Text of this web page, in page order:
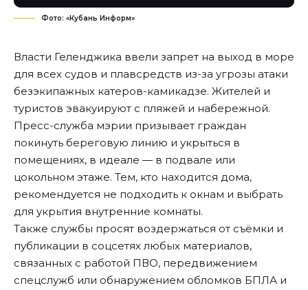
Фото: «Кубань Информ»
Власти Геленджика ввели запрет на выход в море
для всех судов и плавсредств из-за угрозы атаки
безэкипажных катеров-камикадзе. Жителей и
туристов эвакуируют с пляжей и набережной.
Пресс-служба мэрии призывает граждан
покинуть береговую линию и укрыться в
помещениях, в идеале — в подвале или
цокольном этаже. Тем, кто находится дома,
рекомендуется не подходить к окнам и выбрать
для укрытия внутренние комнаты.
Также службы просят воздержаться от съёмки и
публикации в соцсетях любых материалов,
связанных с работой ПВО, передвижением
спецслужб или обнаружением обломков БПЛА и